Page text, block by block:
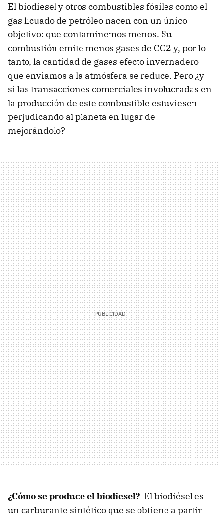
El biodiesel y otros combustibles fósiles como el
gas licuado de petróleo nacen con un único
objetivo: que contaminemos menos. Su
combustión emite menos gases de CO2 y, por lo
tanto, la cantidad de gases efecto invernadero
que enviamos a la atmósfera se reduce. Pero ¿y
si las transacciones comerciales involucradas en
la producción de este combustible estuviesen
perjudicando al planeta en lugar de
mejorándolo?
¿Cómo se produce el biodiesel? El biodiésel es
un carburante sintético que se obtiene a partir